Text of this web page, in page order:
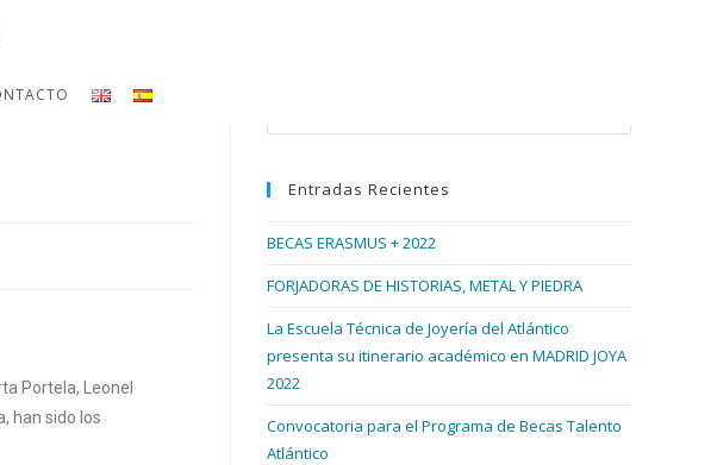
Portela, Leonel
han sido los
Entradas Recientes
BECAS ERASMUS + 2022
FORJADORAS DE HISTORIAS, METAL Y PIEDRA
La Escuela Técnica de Joyería del Atlántico
presenta su itinerario académico en MADRID JOYA
2022
Convocatoria para el Programa de Becas Talento
Atlántico